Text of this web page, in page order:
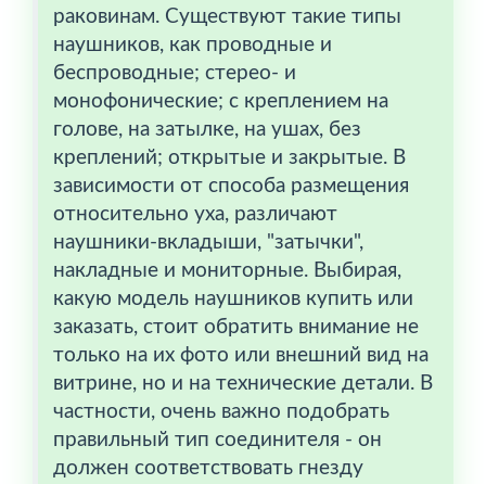
раковинам. Существуют такие типы
наушников, как проводные и
беспроводные; стерео- и
монофонические; с креплением на
голове, на затылке, на ушах, без
креплений; открытые и закрытые. В
зависимости от способа размещения
относительно уха, различают
наушники-вкладыши, "затычки",
накладные и мониторные. Выбирая,
какую модель наушников купить или
заказать, стоит обратить внимание не
только на их фото или внешний вид на
витрине, но и на технические детали. В
частности, очень важно подобрать
правильный тип соединителя - он
должен соответствовать гнезду